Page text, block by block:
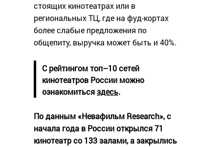
стоящих кинотеатрах или в
региональных ТЦ, где на фуд-кортах
более слабые предложения по
общепиту, выручка может быть и 40%.
С рейтингом топ–10 сетей
кинотеатров России можно
ознакомитьсяздесь.
По данным «Невафильм Research», с
начала года в России открылся 71
кинотеатр со 133 залами, а закрылись